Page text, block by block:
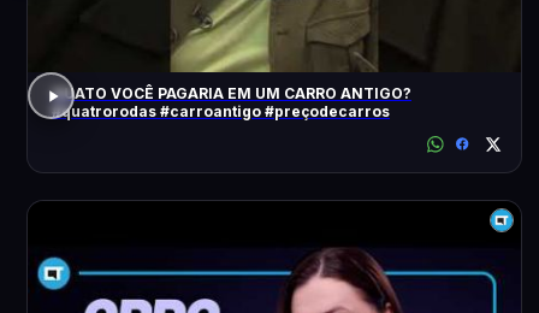
QUATO VOCÊ PAGARIA EM UM CARRO ANTIGO?
#quatrorodas #carroantigo #preçodecarros